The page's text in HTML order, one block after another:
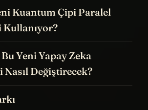
Kuantum Çipi Paralel
Bu Yeni Yapay Zeka
Nasıl Değiştirecek?